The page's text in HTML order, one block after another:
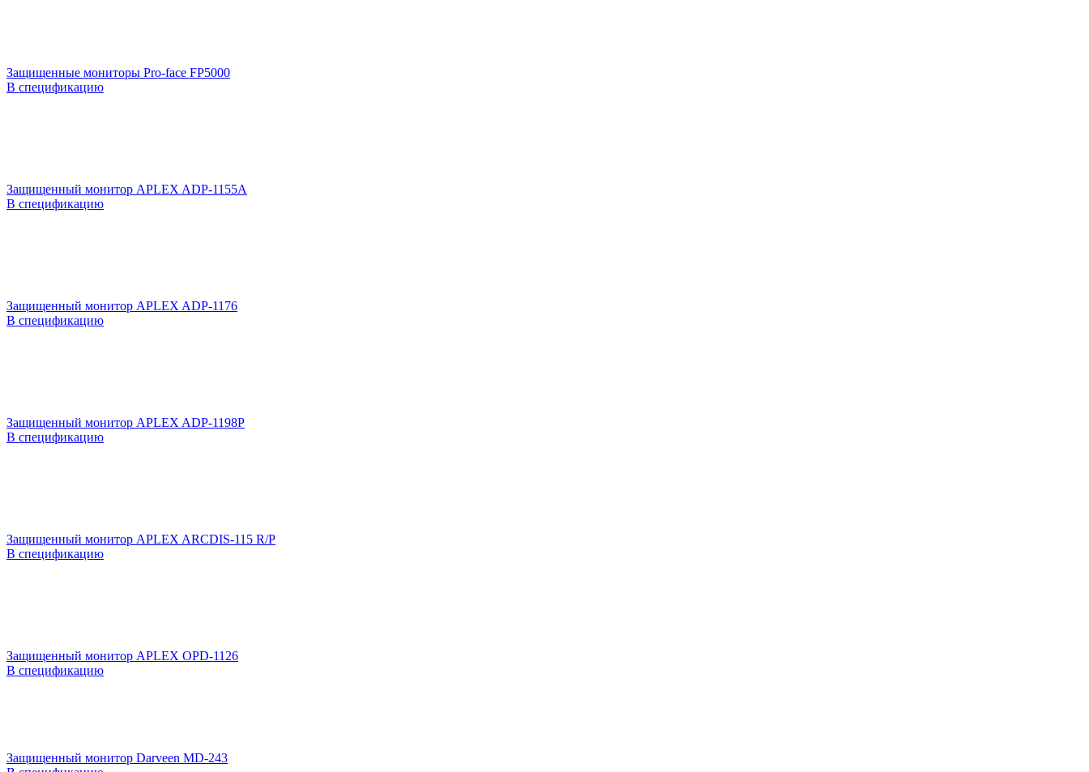
Защищенные мониторы Pro-face FP5000
В спецификацию
Защищенный монитор APLEX ADP-1155A
В спецификацию
Защищенный монитор APLEX ADP-1176
В спецификацию
Защищенный монитор APLEX ADP-1198P
В спецификацию
Защищенный монитор APLEX ARCDIS-115 R/P
В спецификацию
Защищенный монитор APLEX OPD-1126
В спецификацию
Защищенный монитор Darveen MD-243